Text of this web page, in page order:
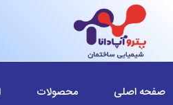
صفحه اصلی محصولات